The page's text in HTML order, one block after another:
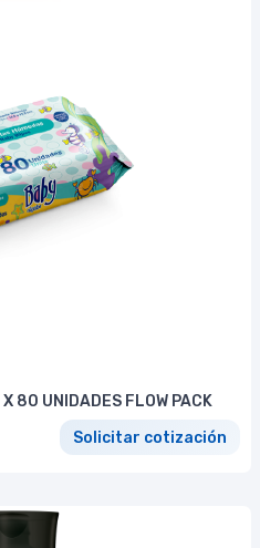
80 UNIDADES FLOW PACK
Solicitar cotización